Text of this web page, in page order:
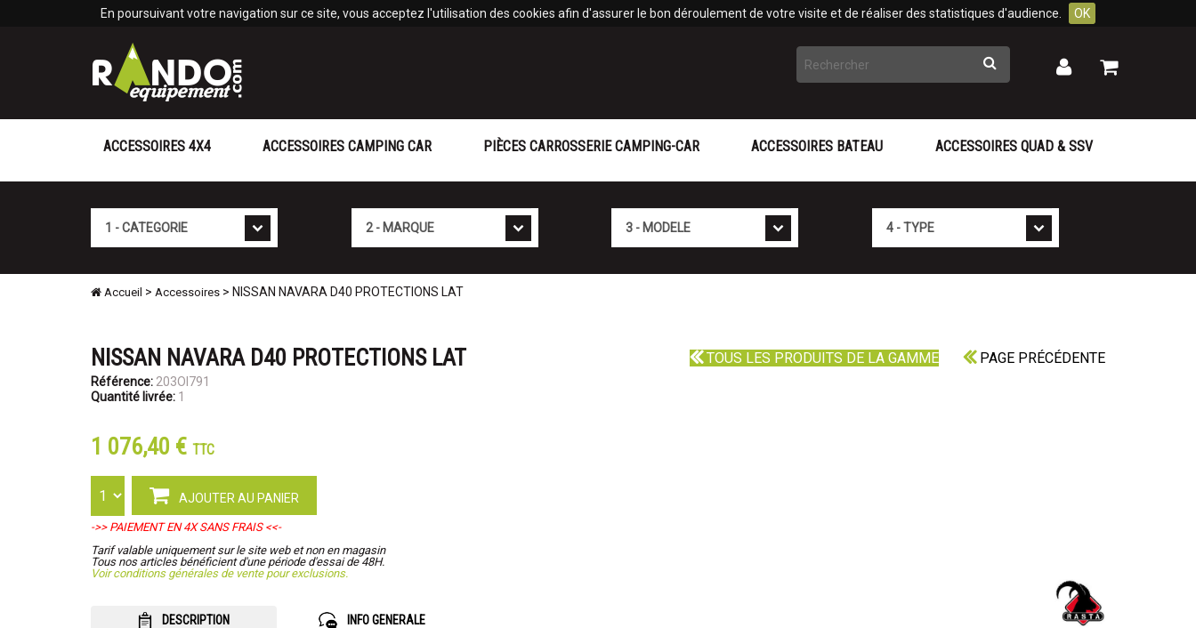
En poursuivant votre navigation sur ce site, vous acceptez l'utilisation des cookies afin d'assurer le bon déroulement de votre visite et de réaliser des statistiques d'audience. OK
Rechercher Mon
Mon
ACCESSOIRES 4X4 ACCESSOIRES CAMPING CAR PIÈCES CARROSSERIE CAMPING-CAR ACCESSOIRES BATEAU ACCESSOIRES QUAD & SSV
Accueil > Accessoires > NISSAN NAVARA D40 PROTECTIONS LAT
TOUS LES PRODUITS DE LA GAMME PAGE PRÉCÉDENTE
NISSAN NAVARA D40 PROTECTIONS LAT
Référence: 203OI791
Quantité livrée: 1
1 076,40 € TTC
AJOUTER AU PANIER
->> PAIEMENT EN 4X SANS FRAIS <<-
Tarif valable uniquement sur le site web et non en magasin
Tous nos articles bénéficient d'une période d'essai de 48H.
Voir conditions générales de vente pour exclusions.
DESCRIPTION INFO GENERALE
Panneau de gestion des cookies